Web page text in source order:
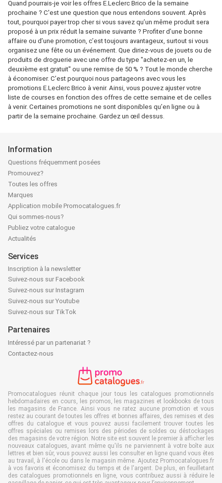
Quand pourrais-je voir les offres E.Leclerc Brico de la semaine
prochaine ? C'est une question que nous entendons souvent. Après
tout, pourquoi payer trop cher si vous savez qu’un même produit sera
proposé à un prix réduit la semaine suivante ? Profiter d’une bonne
affaire ou d’une promotion, c’est toujours avantageux, surtout si vous
organisez une fête ou un événement. Que diriez-vous de jouets ou de
produits de droguerie avec une offre du type "achetez-en un, le
deuxième est gratuit" ou une remise de 50 % ? Tout le monde cherche
à économiser. C’est pourquoi nous partageons avec vous les
promotions E.Leclerc Brico à venir. Ainsi, vous pouvez ajuster votre
liste de courses en fonction des offres de cette semaine et de celles
à venir. Certaines promotions ne sont disponibles qu’en ligne ou à
partir de la semaine prochaine. Gardez un œil dessus.
Information
Questions fréquemment posées
Promouvez?
Toutes les offres
Marques
Application mobile Promocatalogues.fr
Qui sommes-nous?
Publiez votre catalogue
Actualités
Services
Inscription à la newsletter
Suivez-nous sur Facebook
Suivez-nous sur Instagram
Suivez-nous sur Youtube
Suivez-nous sur TikTok
Partenaires
Intéressé par un partenariat ?
Contactez-nous
Promocatalogues réunit chaque jour tous les catalogues promotionnels
hebdomadaires en cours, les promos, les magazines et lookbooks de tous
les magasins de France. Ainsi vous ne ratez aucune promotion et vous
restez au courant de toutes les offres et bonnes affaires, des remises et des
offres du catalogue et vous pouvez aussi facilement trouver toutes les
offres spéciales ou remises lors des périodes de soldes ou déstockages
des magasins de votre région. Notre site est souvent le premier à afficher les
nouveaux catalogues, avant même qu'ils ne parviennent à votre boîte aux
lettres et bien sûr, vous pouvez aussi les consulter en ligne quand vous êtes
au travail, à l'école ou dans le magasin même. Ajoutez Promocatalogues.fr
à vos favoris et économisez du temps et de l'argent. De plus, en feuilletant
des catalogues promotionnels en ligne, vous contribuez aussi à réduire le